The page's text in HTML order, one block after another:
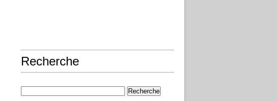
Recherche